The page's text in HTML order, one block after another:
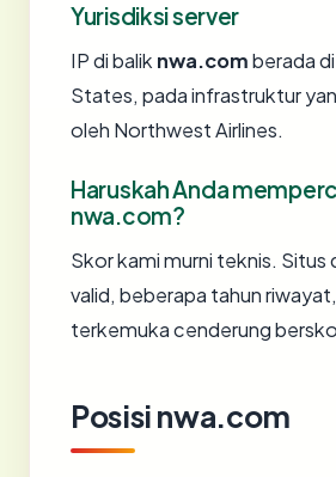
Yurisdiksi server
IP di balik nwa.comberada
States, pada infrastruktur
oleh Northwest Airlines.
Haruskah Anda
nwa.com?
Skor kami murni teknis. Situs
valid, beberapa tahun
terkemuka cenderung
Posisi nwa.com